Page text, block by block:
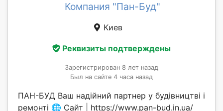
Компания "Пан-Буд"
Киев
Реквизиты подтверждены
Зарегистрирован 8 лет назад
Был на сайте 4 часа назад
ПАН-БУД Ваш надійний партнер у будівництві і
ремонті 🌐 Сайт | https://www.pan-bud.in.ua/